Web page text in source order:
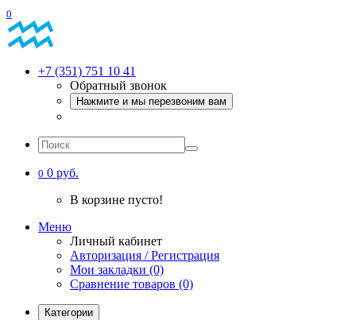
0
+7 (351) 751 10 41
Обратный звонок
Нажмите и мы перезвоним вам
0 0 руб.
В корзине пусто!
Меню
Личный кабинет
Авторизация / Регистрация
Мои закладки (0)
Сравнение товаров (0)
Категории